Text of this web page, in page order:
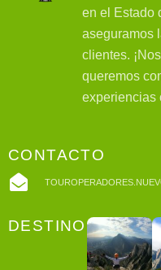
en el Estado
aseguramos
clientes.
queremos
experiencias
CONTACTO
DESTINOS